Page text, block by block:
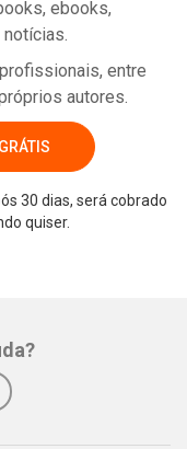
ebooks,
entre
autores.
30 dias, será cobrado
quiser.